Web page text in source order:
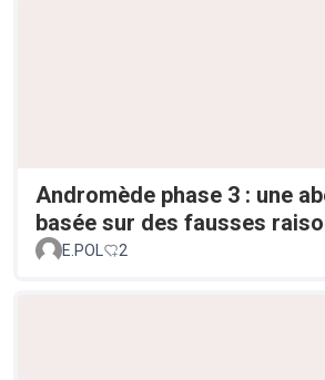
Andromède phase 3 : une
basée sur des fausses
E.POL 2